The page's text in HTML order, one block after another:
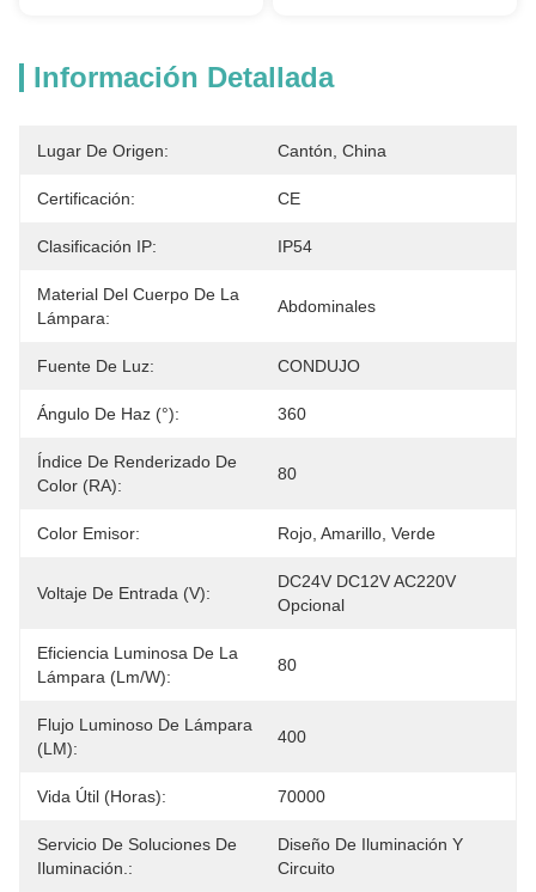
Información Detallada
Lugar De Origen: Cantón, China
Certificación: CE
Clasificación IP: IP54
Material Del Cuerpo De La
Lámpara:
Abdominales
Fuente De Luz: CONDUJO
Ángulo De Haz (°): 360
Índice De Renderizado De
Color (RA):
80
Color Emisor: Rojo, Amarillo, Verde
Voltaje De Entrada (V):
DC24V DC12V AC220V
Opcional
Eficiencia Luminosa De La
Lámpara (lm/w):
80
Flujo Luminoso De Lámpara
(LM):
400
Vida Útil (horas): 70000
Servicio De Soluciones De
Iluminación.:
Diseño De Iluminación Y
Circuito